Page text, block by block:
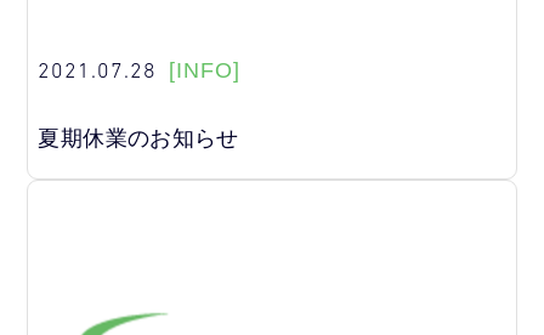
2021.07.28 [INFO]
夏期休業のお知らせ